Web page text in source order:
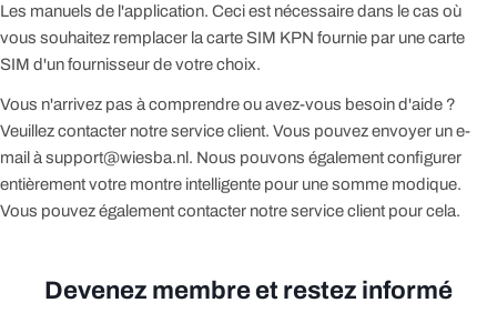
Les manuels de l'application. Ceci est nécessaire dans le cas où
vous souhaitez remplacer la carte SIM KPN fournie par une carte
SIM d'un fournisseur de votre choix.
Vous n'arrivez pas à comprendre ou avez-vous besoin d'aide ?
Veuillez contacter notre service client. Vous pouvez envoyer un e-
mail à support@wiesba.nl. Nous pouvons également configurer
entièrement votre montre intelligente pour une somme modique.
Vous pouvez également contacter notre service client pour cela.
Devenez membre et restez informé